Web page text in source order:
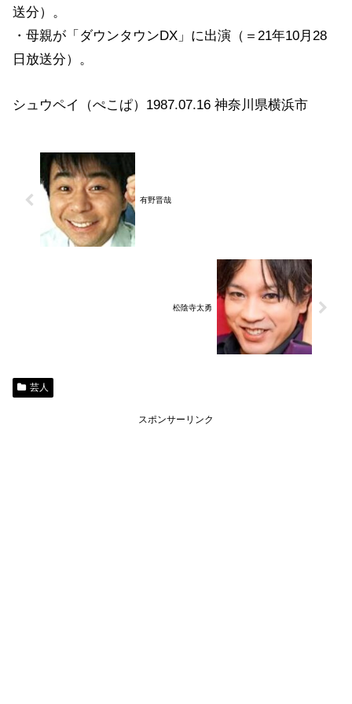
送分）。
・母親が「ダウンタウンDX」に出演（＝21年10月28
日放送分）。
シュウペイ（ぺこぱ）1987.07.16 神奈川県横浜市
有野晋哉
松陰寺太勇
芸人
スポンサーリンク